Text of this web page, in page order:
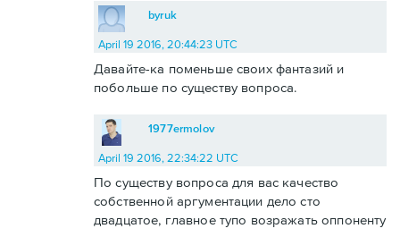
byruk
April 19 2016, 20:44:23 UTC
Давайте-ка поменьше своих фантазий и
побольше по существу вопроса.
1977ermolov
April 19 2016, 22:34:22 UTC
По существу вопроса для вас качество
собственной аргументации дело сто
двадцатое, главное тупо возражать оппоненту